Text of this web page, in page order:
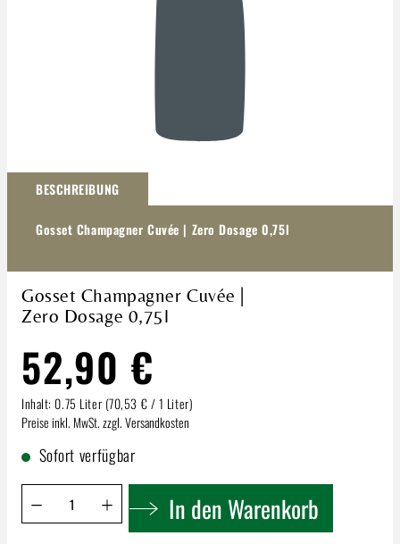
BESCHREIBUNG
Gosset Champagner Cuvée | Zero Dosage 0,75l
Gosset Champagner Cuvée |
Zero Dosage 0,75l
52,90 €
Inhalt: 0.75 Liter (70,53 € / 1 Liter)
Preise inkl. MwSt. zzgl. Versandkosten
Sofort verfügbar
Produkt Anzahl: Gib den gewünschten Wert ein oder
In den Warenkorb